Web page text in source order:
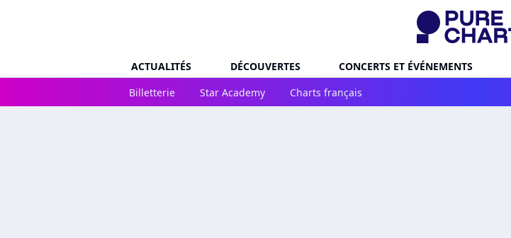
ACTUALITÉS DÉCOUVERTES CONCERTS ET ÉVÉNEMENTS
Billetterie
Star Academy Charts français